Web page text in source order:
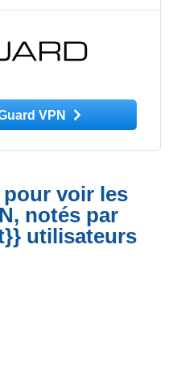
VPN
voir les
notés par
utilisateurs